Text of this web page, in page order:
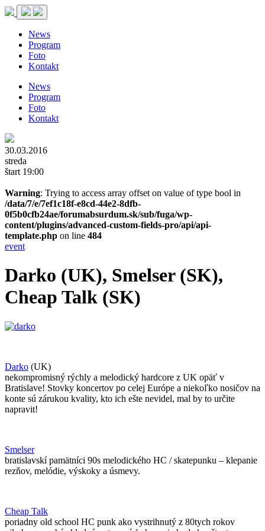
News
Program
Foto
Kontakt
News
Program
Foto
Kontakt
30.03.2016
streda
štart 19:00
Warning: Trying to access array offset on value of type bool in
/data/7/e/7ef1c18f-e8cd-44e2-8dfb-
0f5b0cfb24ae/forumabsurdum.sk/sub/fuga/wp-
content/plugins/advanced-custom-fields-pro/api/api-
template.php on line 484
event
Darko (UK), Smelser (SK),
Cheap Talk (SK)
Darko (UK)
nekompromisný rýchly a melodický hardcore z UK opäť v
Bratislave! Stovky koncertov po celej Európe a niekoľko nosičov na
konte sú zárukou kvality, kto ich ešte nevidel, mal by to určite
napravit!
Smelser
bratislavskí pamätníci 90s melodického HC / skatepunku – klepanie
rezňov, melódie, výskoky a úsmevy.
Cheap Talk
poriadny old school HC punk ako vystrihnutý z 80tych rokov